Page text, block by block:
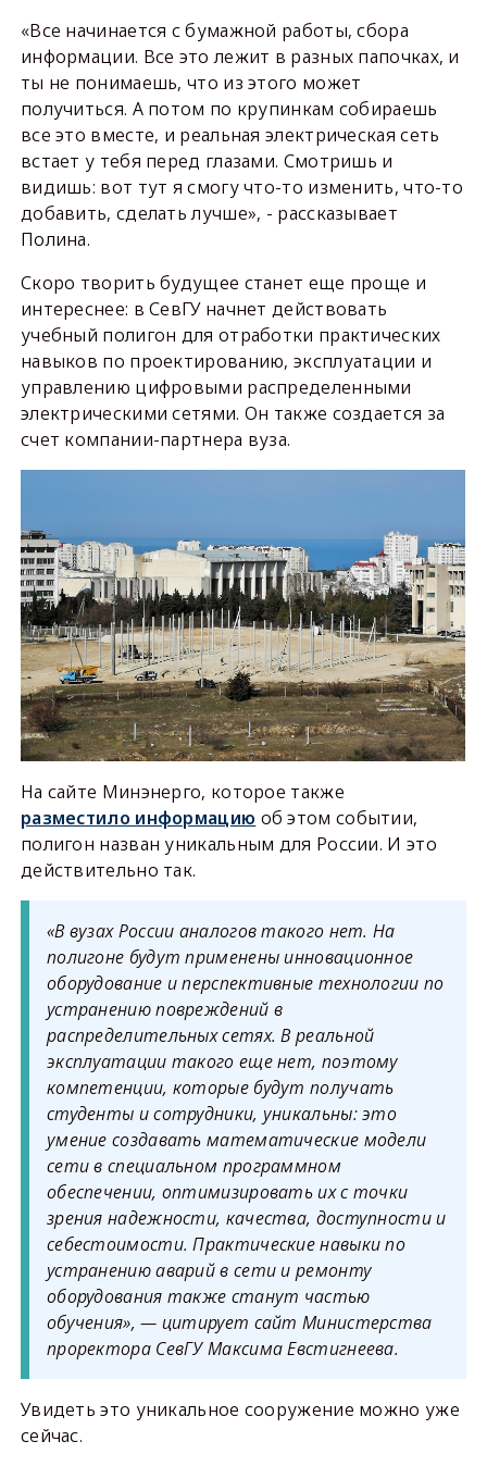
«Все начинается с бумажной работы, сбора
информации. Все это лежит в разных папочках, и
ты не понимаешь, что из этого может
получиться. А потом по крупинкам собираешь
все это вместе, и реальная электрическая сеть
встает у тебя перед глазами. Смотришь и
видишь: вот тут я смогу что-то изменить, что-то
добавить, сделать лучше», - рассказывает
Полина.
Скоро творить будущее станет еще проще и
интереснее: в СевГУ начнет действовать
учебный полигон для отработки практических
навыков по проектированию, эксплуатации и
управлению цифровыми распределенными
электрическими сетями. Он также создается за
счет компании-партнера вуза.
На сайте Минэнерго, которое также
разместило информацию об этом событии,
полигон назван уникальным для России. И это
действительно так.
«В вузах России аналогов такого нет. На
полигоне будут применены инновационное
оборудование и перспективные технологии по
устранению повреждений в
распределительных сетях. В реальной
эксплуатации такого еще нет, поэтому
компетенции, которые будут получать
студенты и сотрудники, уникальны: это
умение создавать математические модели
сети в специальном программном
обеспечении, оптимизировать их с точки
зрения надежности, качества, доступности и
себестоимости. Практические навыки по
устранению аварий в сети и ремонту
оборудования также станут частью
обучения», — цитирует сайт Министерства
проректора СевГУ Максима Евстигнеева.
Увидеть это уникальное сооружение можно уже
сейчас.